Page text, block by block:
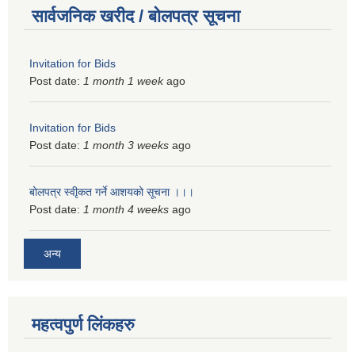
सार्वजनिक खरीद / बोलपत्र सूचना
Invitation for Bids
Post date: 1 month 1 weekago
Invitation for Bids
Post date: 1 month 3 weeks ago
बोलपत्र स्वीृकत गर्ने आशयको सूचना ।।।
Post date: 1 month 4 weeks ago
अन्य
महत्वपुर्ण लिंकहरु